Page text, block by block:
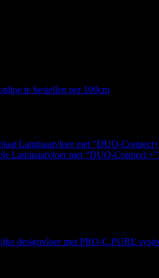
te bestellen per 100cm
Laminaatvloer met “DUO-
met “DUO-Connect +”
designvloer met PRO-C.PURE